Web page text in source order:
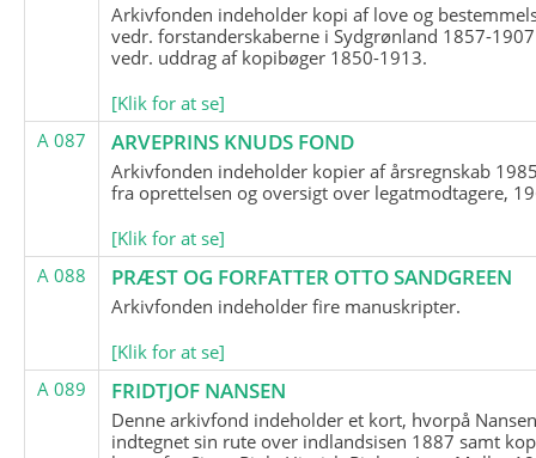
Arkivfonden indeholder kopi af love og
vedr. forstanderskaberne i Sydgrønland 1857-
vedr. uddrag af kopibøger 1850-1913.
[Klik for at se]
A 087
ARVEPRINS KNUDS FOND
Arkivfonden indeholder kopier af årsregnskab
fra oprettelsen og oversigt over legatmodtagere,
[Klik for at se]
A 088
PRÆST OG FORFATTER OTTO SANDGREEN
Arkivfonden indeholder fire manuskripter.
[Klik for at se]
A 089
FRIDTJOF NANSEN
Denne arkivfond indeholder et kort, hvorpå
indtegnet sin rute over indlandsisen 1887 samt